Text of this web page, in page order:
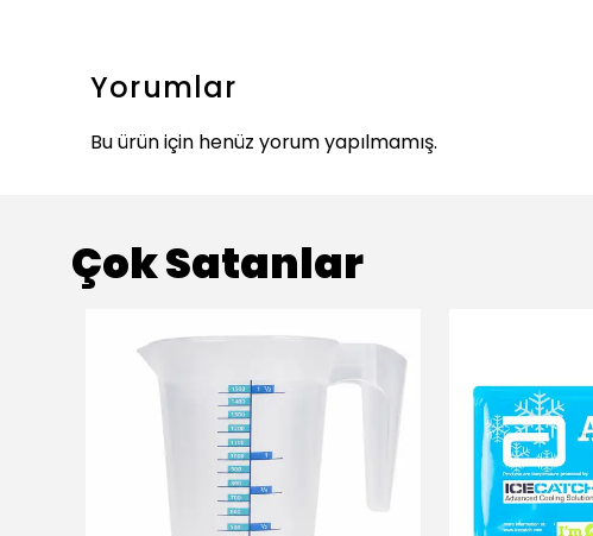
Yorumlar
Bu ürün için henüz yorum yapılmamış.
Çok Satanlar